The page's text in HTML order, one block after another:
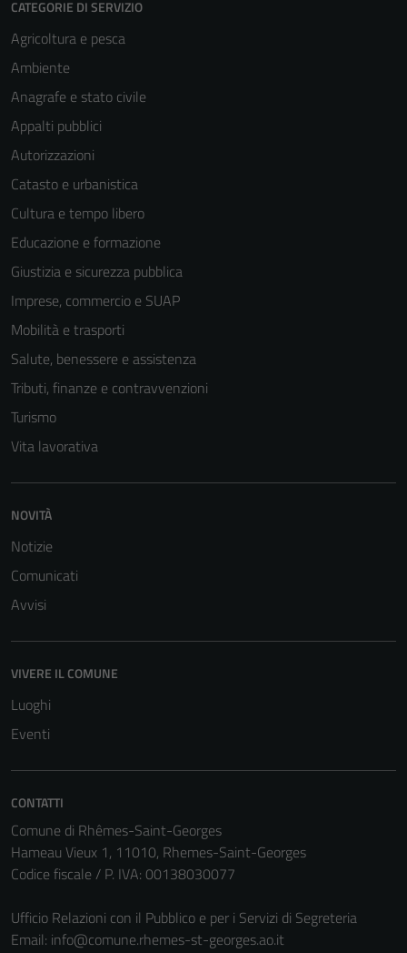
CATEGORIE DI SERVIZIO
Agricoltura e pesca
Ambiente
Anagrafe e stato civile
Appalti pubblici
Autorizzazioni
Catasto e urbanistica
Cultura e tempo libero
Educazione e formazione
Giustizia e sicurezza pubblica
Imprese, commercio e SUAP
Mobilità e trasporti
Salute, benessere e assistenza
Tributi, finanze e contravvenzioni
Turismo
Vita lavorativa
NOVITÀ
Notizie
Comunicati
Avvisi
VIVERE IL COMUNE
Luoghi
Eventi
CONTATTI
Comune di Rhêmes-Saint-Georges
Hameau Vieux 1, 11010, Rhemes-Saint-Georges
Codice fiscale / P. IVA: 00138030077
Ufficio Relazioni con il Pubblico e per i Servizi di Segreteria
Email: info@comune.rhemes-st-georges.ao.it